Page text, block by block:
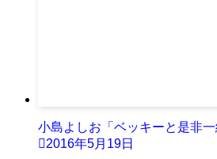
小島よしお「ベッキーと是非一
2016年5月19日